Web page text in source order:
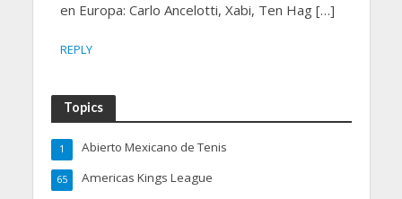
en Europa: Carlo Ancelotti, Xabi, Ten Hag […]
REPLY
Topics
Abierto Mexicano de Tenis
1
Americas Kings League
65